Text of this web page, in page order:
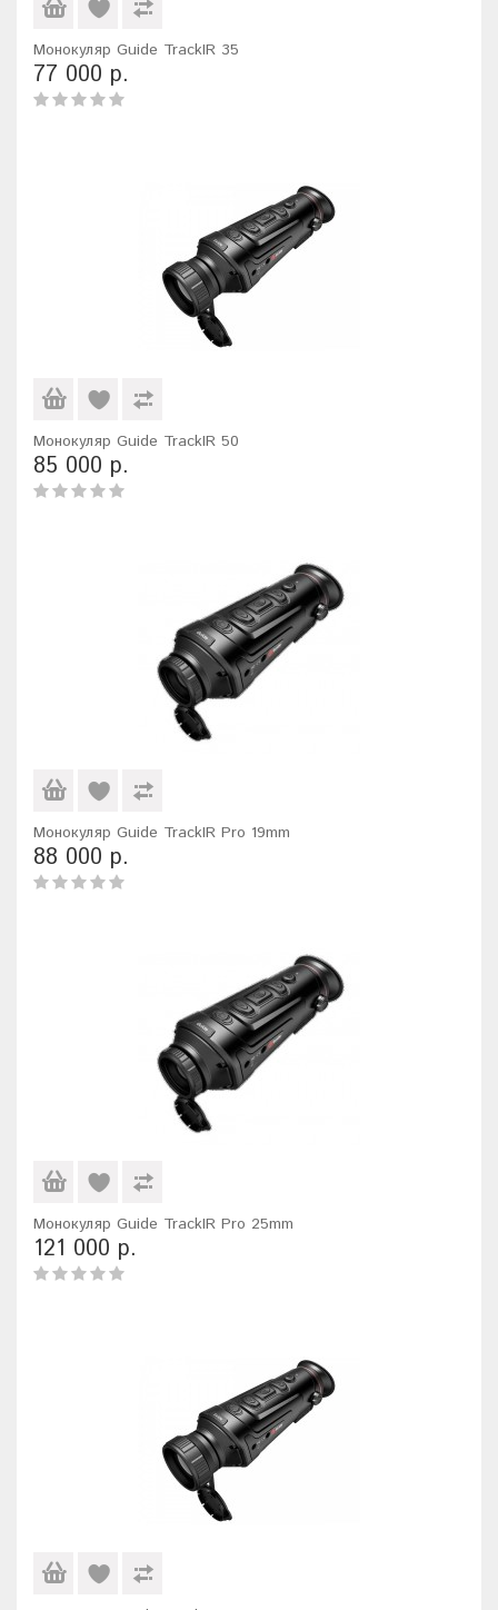
Монокуляр Guide TrackIR 35
77 000 р.
Монокуляр Guide TrackIR 50
85 000 р.
Монокуляр Guide TrackIR Pro 19mm
88 000 р.
Монокуляр Guide TrackIR Pro 25mm
121 000 р.